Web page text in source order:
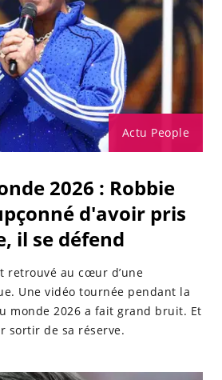
Actu People
2026 : Robbie
d'avoir pris
il se défend
retrouvé au cœur d’une
Une vidéo tournée pendant la
monde 2026 a fait grand bruit. Et
sortir de sa réserve.